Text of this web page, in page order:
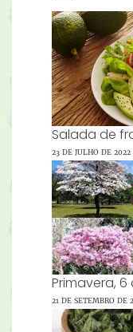
Salada de
23 DE JULHO DE 2022
Primavera, 6
21 DE SETEMBRO DE